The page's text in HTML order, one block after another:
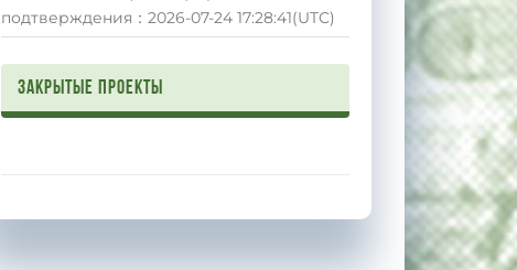
подтверждения：2026-07-24 17:28:41(UTC)
Закрытые проекты